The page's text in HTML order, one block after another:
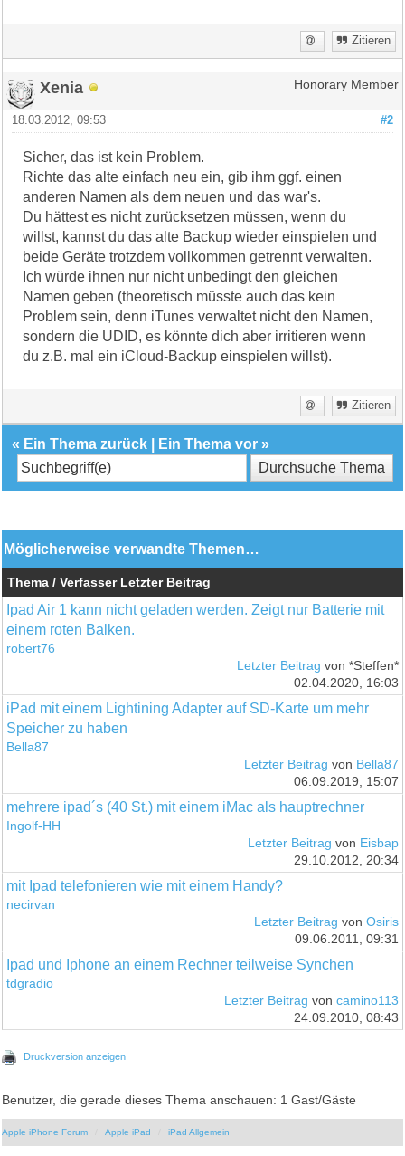
Zitieren
Xenia Honorary Member
#2
18.03.2012, 09:53
Sicher, das ist kein Problem.
Richte das alte einfach neu ein, gib ihm ggf. einen
anderen Namen als dem neuen und das war's.
Du hättest es nicht zurücksetzen müssen, wenn du
willst, kannst du das alte Backup wieder einspielen und
beide Geräte trotzdem vollkommen getrennt verwalten.
Ich würde ihnen nur nicht unbedingt den gleichen
Namen geben (theoretisch müsste auch das kein
Problem sein, denn iTunes verwaltet nicht den Namen,
sondern die UDID, es könnte dich aber irritieren wenn
du z.B. mal ein iCloud-Backup einspielen willst).
Zitieren
« Ein Thema zurück Ein Thema vor »
Möglicherweise verwandte Themen…
Thema / Verfasser Letzter Beitrag
Ipad Air 1 kann nicht geladen werden. Zeigt nur Batterie mit
einem roten Balken.
robert76
Letzter Beitrag von *Steffen*
02.04.2020, 16:03
iPad mit einem Lightining Adapter auf SD-Karte um mehr
Speicher zu haben
Bella87
Letzter Beitrag von Bella87
06.09.2019, 15:07
mehrere ipad´s (40 St.) mit einem iMac als hauptrechner
Ingolf-HH
Letzter Beitrag von Eisbap
29.10.2012, 20:34
mit Ipad telefonieren wie mit einem Handy?
necirvan
Letzter Beitrag von Osiris
09.06.2011, 09:31
Ipad und Iphone an einem Rechner teilweise Synchen
tdgradio
Letzter Beitrag von camino113
24.09.2010, 08:43
Druckversion anzeigen
Benutzer, die gerade dieses Thema anschauen: 1 Gast/Gäste
Apple iPhone Forum Apple iPad iPad Allgemein